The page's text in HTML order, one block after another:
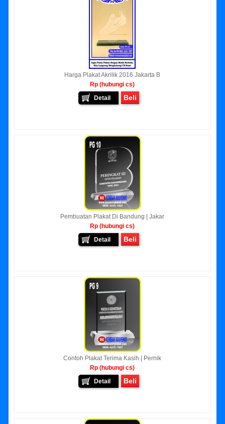
Harga Plakat Akrilik 2016 Jakarta B
Rp (hubungi cs)
Detail
Beli
Pembuatan Plakat Di Bandung | Jakar
Rp (hubungi cs)
Detail
Beli
Contoh Plakat Terima Kasih | Pernik
Rp (hubungi cs)
Detail
Beli